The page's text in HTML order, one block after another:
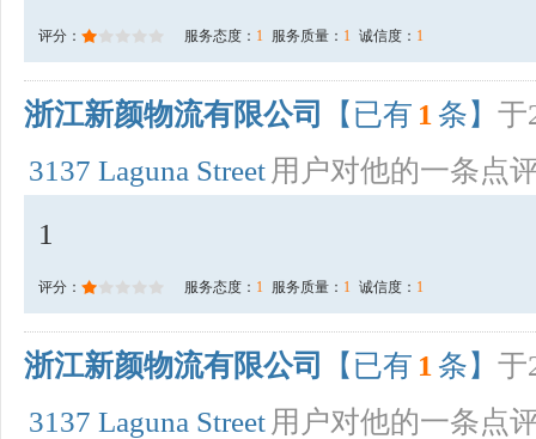
评分： 服务态度： 1 服务质量： 1 诚信度： 1
浙江新颜物流有限公司 【已有 1 条】 于
3137 Laguna Street 用户对他的一条点
1
评分： 服务态度： 1 服务质量： 1 诚信度： 1
浙江新颜物流有限公司 【已有 1 条】 于
3137 Laguna Street 用户对他的一条点